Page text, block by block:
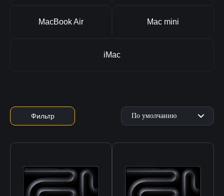
MacBook Air Mac mini
iMac
Фильтр